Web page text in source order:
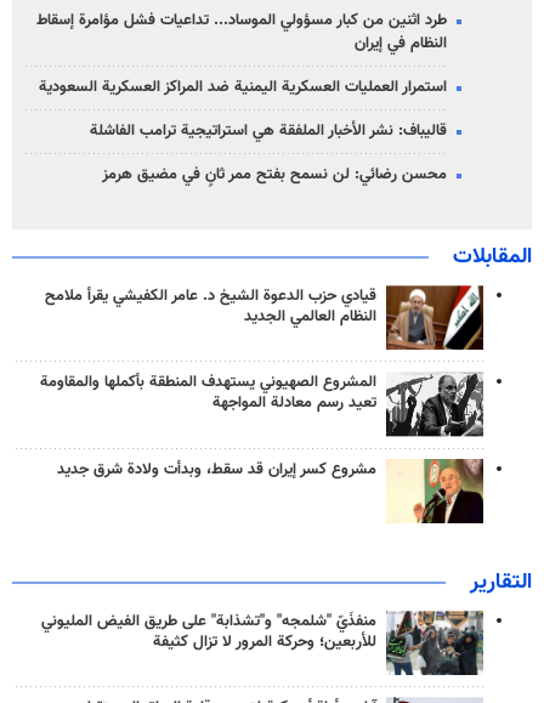
طرد اثنين من كبار مسؤولي الموساد... تداعيات فشل مؤامرة إسقاط
النظام في إيران
استمرار العمليات العسكرية اليمنية ضد المراكز العسكرية السعودية
قاليباف: نشر الأخبار الملفقة هي استراتيجية ترامب الفاشلة
محسن رضائي: لن نسمح بفتح ممر ثانٍ في مضيق هرمز
المقابلات
قيادي حزب الدعوة الشيخ د. عامر الكفيشي يقرأ ملامح
النظام العالمي الجديد
المشروع الصهيوني يستهدف المنطقة بأكملها والمقاومة
تعيد رسم معادلة المواجهة
مشروع كسر إيران قد سقط، وبدأت ولادة شرق جديد
التقارير
منفذَيّ "شلمجه" و"تشذابة" على طريق الفيض المليوني
للأربعين؛ وحركة المرور لا تزال كثيفة